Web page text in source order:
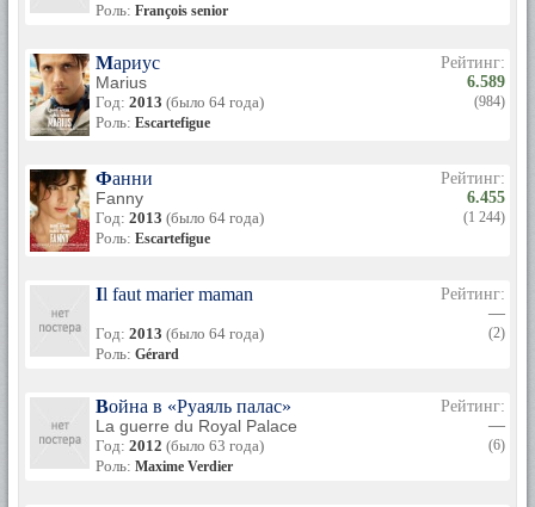
Роль: François senior
Мариус
Marius
Год: 2013 (было 64 года)
Роль: Escartefigue
Рейтинг:
6.589
(984)
Фанни
Fanny
Год: 2013 (было 64 года)
Роль: Escartefigue
Рейтинг:
6.455
(1 244)
Il faut marier maman
Год: 2013 (было 64 года)
Роль: Gérard
Рейтинг:
—
(2)
Война в «Руаяль палас»
La guerre du Royal Palace
Год: 2012 (было 63 года)
Роль: Maxime Verdier
Рейтинг:
—
(6)